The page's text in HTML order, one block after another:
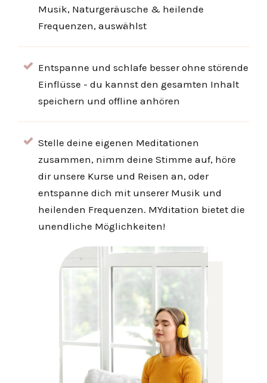
Musik, Naturgeräusche & heilende
Frequenzen, auswählst
Entspanne und schlafe besser ohne störende
Einflüsse - du kannst den gesamten Inhalt
speichern und offline anhören
Stelle deine eigenen Meditationen
zusammen, nimm deine Stimme auf, höre
dir unsere Kurse und Reisen an, oder
entspanne dich mit unserer Musik und
heilenden Frequenzen. MYditation bietet die
unendliche Möglichkeiten!